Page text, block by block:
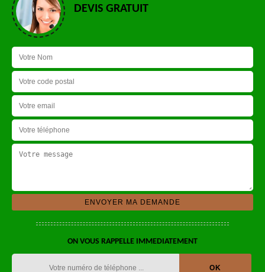
DEVIS GRATUIT
ON VOUS RAPPELLE IMMEDIATEMENT